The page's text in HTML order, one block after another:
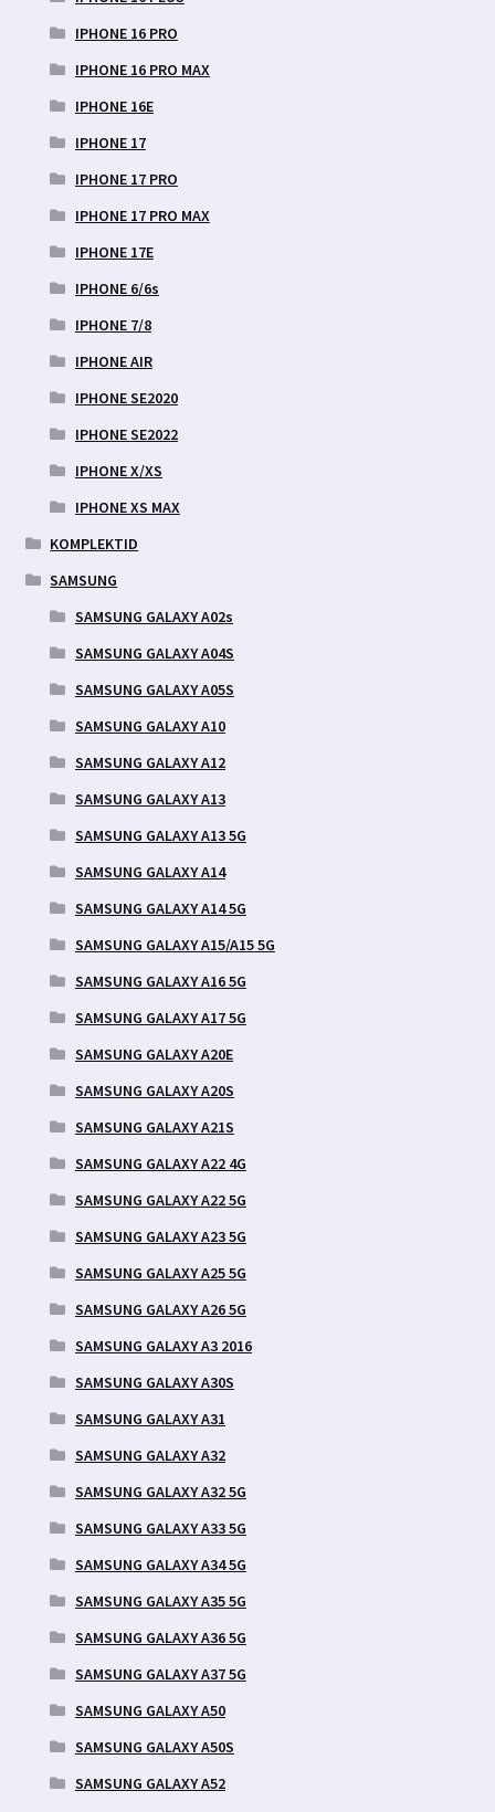
IPHONE 16 PRO
IPHONE 16 PRO MAX
IPHONE 16E
IPHONE 17
IPHONE 17 PRO
IPHONE 17 PRO MAX
IPHONE 17E
IPHONE 6/6s
IPHONE 7/8
IPHONE AIR
IPHONE SE2020
IPHONE SE2022
IPHONE X/XS
IPHONE XS MAX
KOMPLEKTID
SAMSUNG
SAMSUNG GALAXY A02s
SAMSUNG GALAXY A04S
SAMSUNG GALAXY A05S
SAMSUNG GALAXY A10
SAMSUNG GALAXY A12
SAMSUNG GALAXY A13
SAMSUNG GALAXY A13 5G
SAMSUNG GALAXY A14
SAMSUNG GALAXY A14 5G
SAMSUNG GALAXY A15/A15 5G
SAMSUNG GALAXY A16 5G
SAMSUNG GALAXY A17 5G
SAMSUNG GALAXY A20E
SAMSUNG GALAXY A20S
SAMSUNG GALAXY A21S
SAMSUNG GALAXY A22 4G
SAMSUNG GALAXY A22 5G
SAMSUNG GALAXY A23 5G
SAMSUNG GALAXY A25 5G
SAMSUNG GALAXY A26 5G
SAMSUNG GALAXY A3 2016
SAMSUNG GALAXY A30S
SAMSUNG GALAXY A31
SAMSUNG GALAXY A32
SAMSUNG GALAXY A32 5G
SAMSUNG GALAXY A33 5G
SAMSUNG GALAXY A34 5G
SAMSUNG GALAXY A35 5G
SAMSUNG GALAXY A36 5G
SAMSUNG GALAXY A37 5G
SAMSUNG GALAXY A50
SAMSUNG GALAXY A50S
SAMSUNG GALAXY A52